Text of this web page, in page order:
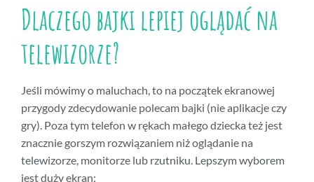
Dlaczego bajki lepiej oglądać na
telewizorze?
Jeśli mówimy o maluchach, to na początek ekranowej
przygody zdecydowanie polecam bajki (nie aplikacje czy
gry). Poza tym telefon w rękach małego dziecka też jest
znacznie gorszym rozwiązaniem niż oglądanie na
telewizorze, monitorze lub rzutniku. Lepszym wyborem
jest duży ekran: